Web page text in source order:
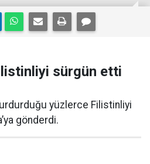
sürgün etti
yüzlerce Filistinliyi
gönderdi.